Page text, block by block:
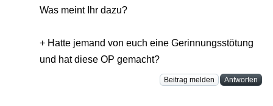
Was meint Ihr dazu?
+ Hatte jemand von euch eine Gerinnungsstötung
und hat diese OP gemacht?
Beitrag melden Antworten